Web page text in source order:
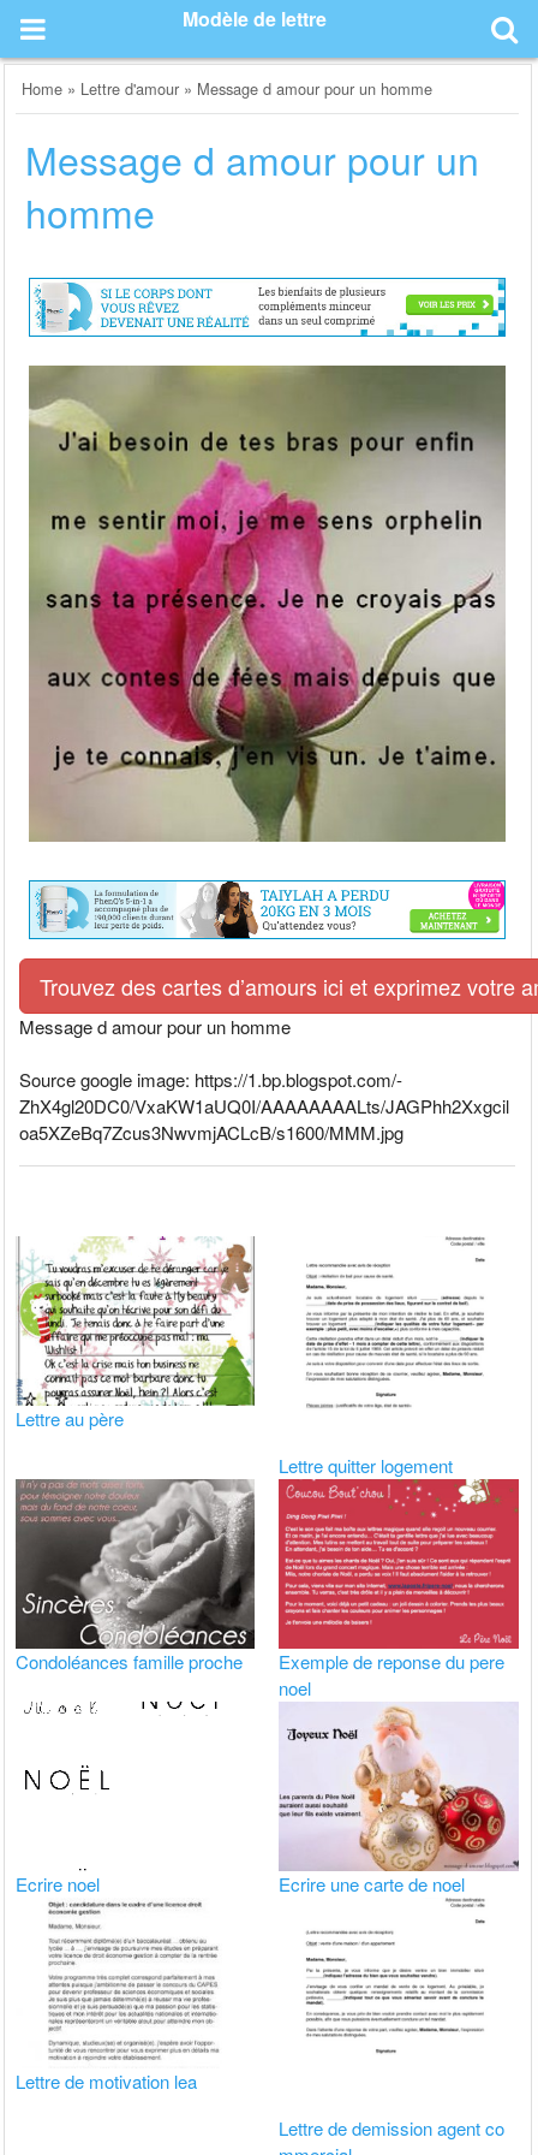
content
Modèle de lettre
Home » Lettre d'amour » Message d amour pour un homme
Message d amour pour un
homme
Trouvez des cartes d’amours ici et exprimez votre
Message d amour pour un homme
Source google image: https://1.bp.blogspot.com/-
ZhX4gl20DC0/VxaKW1aUQ0I/AAAAAAAALts/JAGPhh2Xxgcil
oa5XZeBq7Zcus3NwvmjACLcB/s1600/MMM.jpg
Lettre au père
Lettre quitter logement
Condoléances famille proche
Exemple de reponse du pere
noel
Ecrire noel Ecrire une carte de noel
Lettre de motivation lea
Lettre de demission agent co